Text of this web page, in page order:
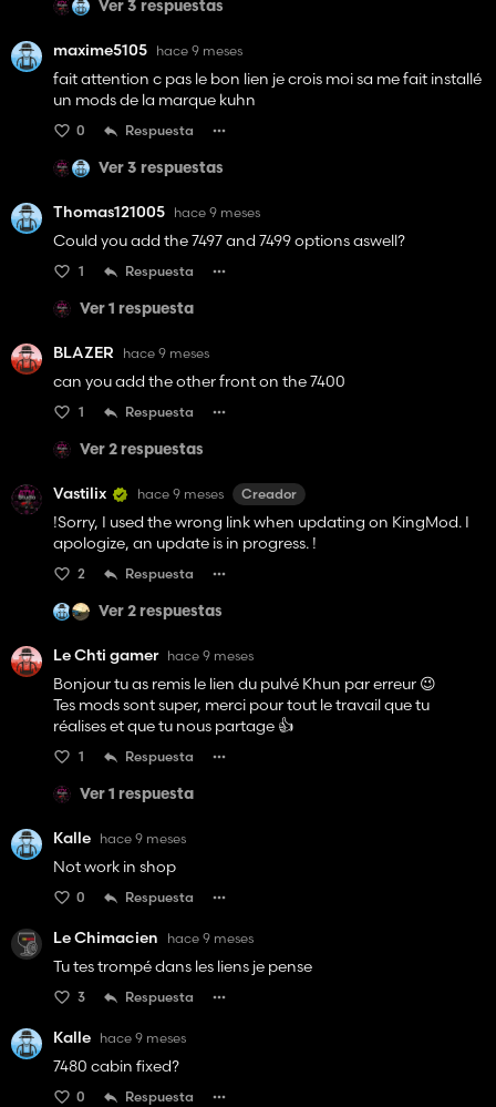
Ver 3 respuestas
maxime5105 hace 9 meses
fait attention c pas le bon lien je crois moi sa me fait installé
un mods de la marque kuhn
0 Respuesta
Ver 3 respuestas
Thomas121005 hace 9 meses
Could you add the 7497 and 7499 options aswell?
1 Respuesta
Ver 1 respuesta
BLAZER hace 9 meses
can you add the other front on the 7400
1 Respuesta
Ver 2 respuestas
Vastilix hace 9 meses Creador
!Sorry, I used the wrong link when updating on KingMod. I
apologize, an update is in progress. !
2 Respuesta
Ver 2 respuestas
Le Chti gamer hace 9 meses
Bonjour tu as remis le lien du pulvé Khun par erreur 😉
Tes mods sont super, merci pour tout le travail que tu
réalises et que tu nous partage 👍
1 Respuesta
Ver 1 respuesta
Kalle hace 9 meses
Not work in shop
0 Respuesta
Le Chimacien hace 9 meses
Tu tes trompé dans les liens je pense
3 Respuesta
Kalle hace 9 meses
7480 cabin fixed?
0 Respuesta